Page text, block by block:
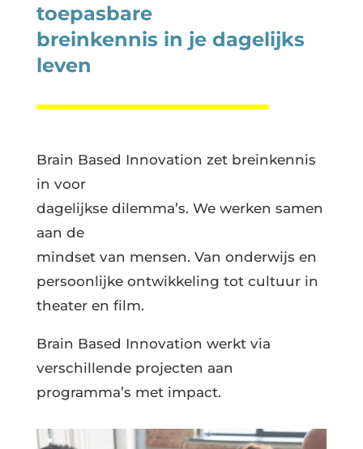
toepasbare
breinkennis in je dagelijks
leven
Brain Based Innovation zet breinkennis
in voor
dagelijkse dilemma’s. We werken samen
aan de
mindset van mensen. Van onderwijs en
persoonlijke ontwikkeling tot cultuur in
theater en film.
Brain Based Innovation werkt via
verschillende projecten aan
programma’s met impact.